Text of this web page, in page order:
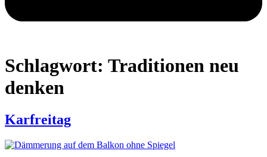
Schlagwort: Traditionen neu
denken
Karfreitag